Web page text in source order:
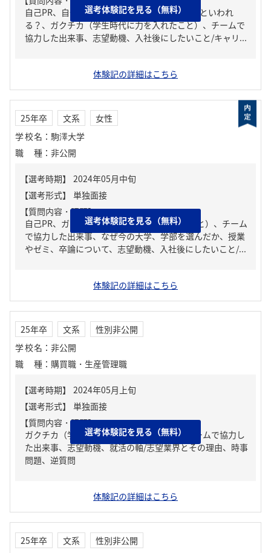
自己PR、自分の強み/弱み、周りからどんな人といわれ
る？、ガクチカ（学生時代に力を入れたこと）、チームで
協力した出来事、志望動機、入社後にしたいこと/キャリ...
選考体験記を見る（無料）
体験記の詳細はこちら
25年卒 文系
女性
学校名 ： 駒澤大学
職種 ： 非公開
【質問内容・課題】
自己PR、ガクチカ（学生時代に力を入れたこと）、チーム
で協力した出来事、なぜ今の大学、学部を選んだか、授業
やゼミ、卒論について、志望動機、入社後にしたいこと/...
選考体験記を見る（無料）
体験記の詳細はこちら
25年卒 文系
性別非公開
学校名 ： 非公開
職種 ： 購買職・生産管理職
【質問内容・課題】
ガクチカ（学生時代に力を入れたこと）、チームで協力し
た出来事、志望動機、就活の軸/志望業界とその理由、時事
問題、逆質問
選考体験記を見る（無料）
体験記の詳細はこちら
25年卒 文系
性別非公開